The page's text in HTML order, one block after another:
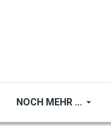
NOCH MEHR ...